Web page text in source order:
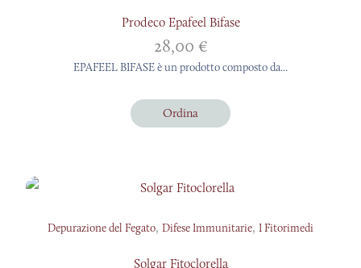
Prodeco Epafeel Bifase
28,00 €
EPAFEEL BIFASE è un prodotto composto da...
Ordina
Depurazione del Fegato, Difese Immunitarie, I Fitorimedi
Solgar Fitoclorella